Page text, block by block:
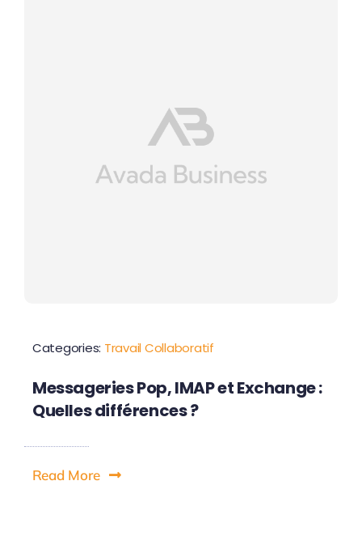
Categories: Travail Collaboratif
Messageries Pop, IMAP et Exchange :
Quelles différences ?
Read More